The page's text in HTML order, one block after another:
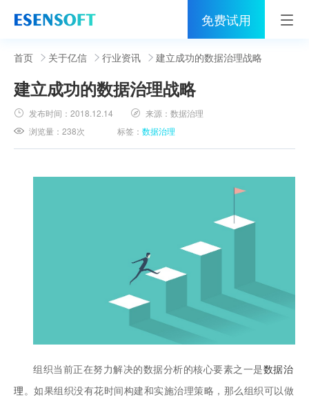
免费试用
首页
睿治
解决方案
伙伴
首页 关于亿信 行业资讯 建立成功的数据治理战略
建立成功的数据治理战略
发布时间：2018.12.14 来源：数据治理
浏览量：238次 标签：数据治理
组织当前正在努力解决的数据分析的核心要素之一是数据治
理 。如果组织没有花时间构建和实施治理策略，那么组织可以做